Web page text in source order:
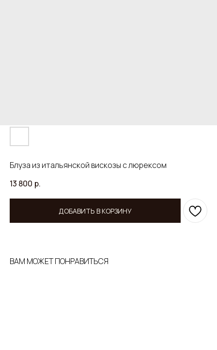
Блуза из итальянской вискозы с люрексом
13 800 р.
ДОБАВИТЬ В КОРЗИНУ
ВАМ МОЖЕТ ПОНРАВИТЬСЯ